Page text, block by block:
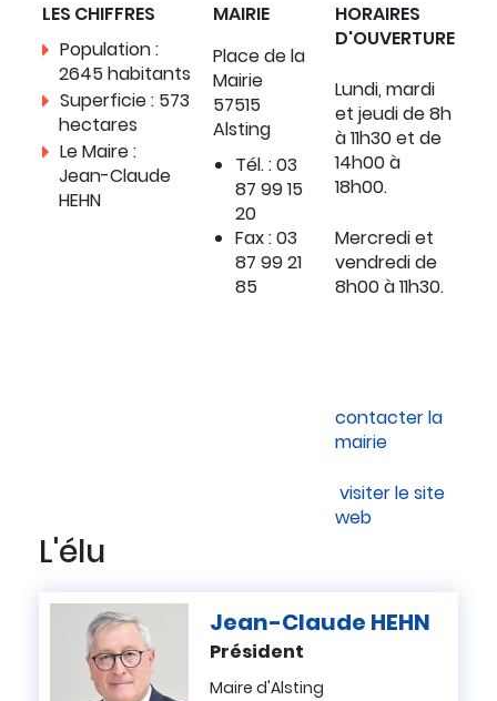
LES CHIFFRES
Population :
2645 habitants
Superficie : 573
hectares
Le Maire :
Jean-Claude
HEHN
MAIRIE
Place de la
Mairie
57515
Alsting
Tél. : 03
87 99 15
20
Fax :03
87 99 21
85
HORAIRES
D'OUVERTURE
Lundi, mardi
et jeudi de 8h
à 11h30 et de
14h00 à
18h00.
Mercredi et
vendredi de
8h00 à 11h30.
contacter la
mairie
visiter le site
web
L'élu
Jean-Claude HEHN
Président
Maire d'Alsting